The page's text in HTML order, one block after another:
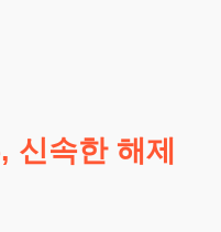
신속한 해제